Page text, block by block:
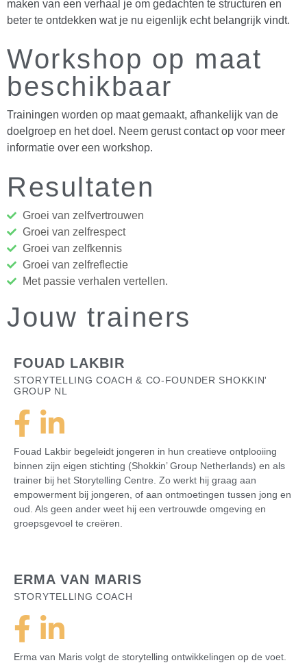
maken van een verhaal je om gedachten te structuren en
beter te ontdekken wat je nu eigenlijk echt belangrijk vindt.
Workshop op maat
beschikbaar
Trainingen worden op maat gemaakt, afhankelijk van de
doelgroep en het doel. Neem gerust contact op voor meer
informatie over een workshop.
Resultaten
Groei van zelfvertrouwen
Groei van zelfrespect
Groei van zelfkennis
Groei van zelfreflectie
Met passie verhalen vertellen.
Jouw trainers
FOUAD LAKBIR
STORYTELLING COACH & CO-FOUNDER SHOKKIN'
GROUP NL
Fouad Lakbir begeleidt jongeren in hun creatieve ontplooiing
binnen zijn eigen stichting (Shokkin’ Group Netherlands) en als
trainer bij het Storytelling Centre. Zo werkt hij graag aan
empowerment bij jongeren, of aan ontmoetingen tussen jong en
oud. Als geen ander weet hij een vertrouwde omgeving en
groepsgevoel te creëren.
ERMA VAN MARIS
STORYTELLING COACH
Erma van Maris volgt de storytelling ontwikkelingen op de voet.